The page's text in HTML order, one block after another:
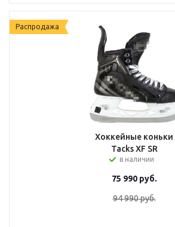
Распродажа
Хоккейные коньки
Tacks XF SR
в наличии
75 990руб.
94 990руб.